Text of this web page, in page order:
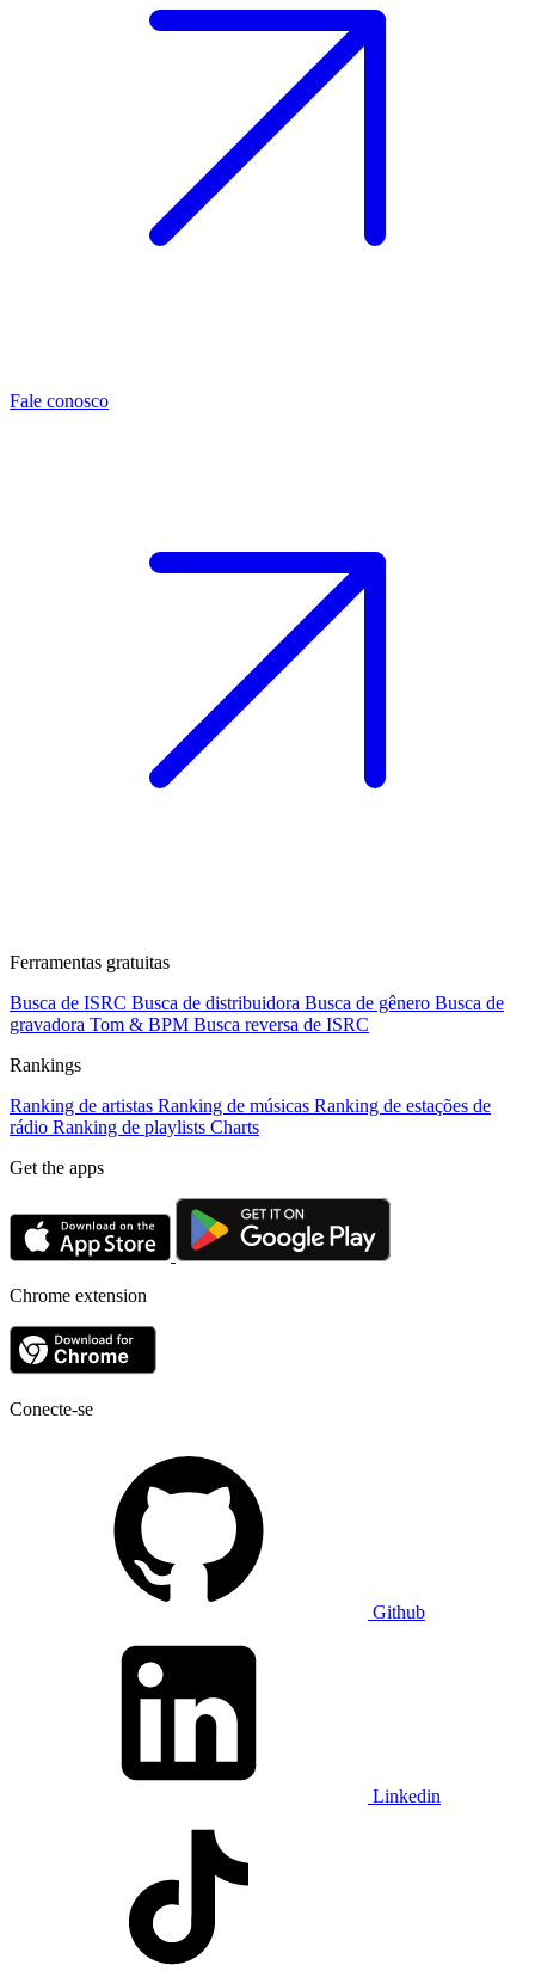
Fale conosco
Ferramentas gratuitas
Busca de ISRC Busca de distribuidora Busca de gênero Busca de
gravadora Tom & BPM Busca reversa de ISRC
Rankings
Ranking de artistas Ranking de músicas Ranking de estações de
rádio Ranking de playlists Charts
Get the apps
Chrome extension
Conecte-se
Github
Linkedin